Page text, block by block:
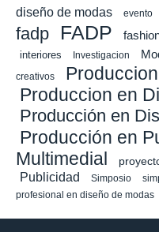
diseño de modas
evento
fadp
FADP
interiores Investigacion
creativos
Produccion en
Producción en
Producción en
Multimedial
Publicidad Simposio
profesional en diseño de modas